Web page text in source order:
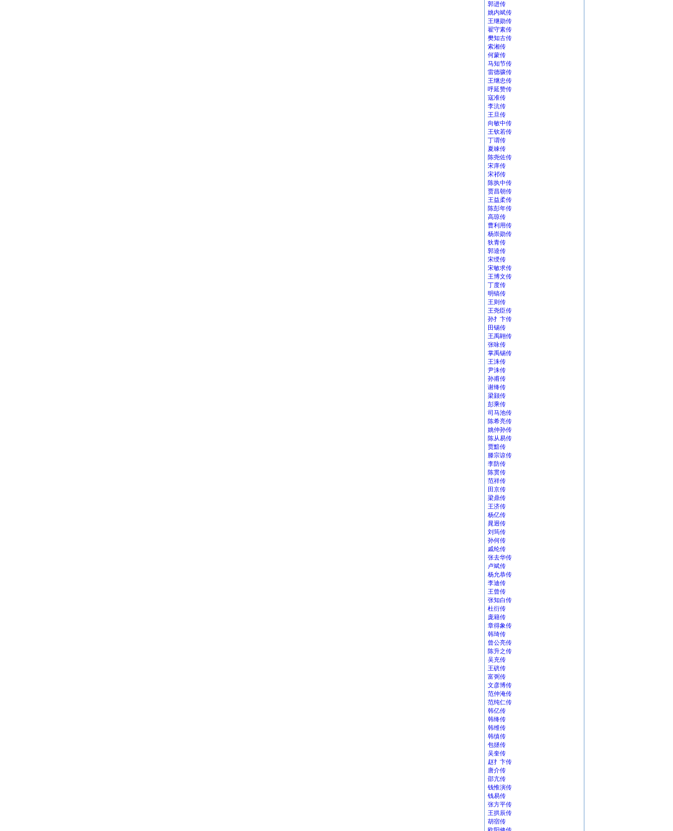
郭进传
姚内斌传
王继勋传
翟守素传
樊知古传
索湘传
何蒙传
马知节传
雷德骧传
王继忠传
呼延赞传
寇准传
李沆传
王旦传
向敏中传
王钦若传
丁谓传
夏竦传
陈尧佐传
宋庠传
宋祁传
陈执中传
贾昌朝传
王益柔传
陈彭年传
高琼传
曹利用传
杨崇勋传
狄青传
郭逵传
宋绶传
宋敏求传
王博文传
丁度传
明镐传
王则传
王尧臣传
孙扌卞传
田锡传
王禹翶传
张咏传
掌禹锡传
王洙传
尹洙传
孙甫传
谢绛传
梁颢传
彭乘传
司马池传
陈希亮传
姚仲孙传
陈从易传
贾黯传
滕宗谅传
李防传
陈贯传
范祥传
田京传
梁鼎传
王济传
杨亿传
晁迥传
刘筠传
孙何传
戚纶传
张去华传
卢斌传
杨允恭传
李迪传
王曾传
张知白传
杜衍传
庞籍传
章得象传
韩琦传
曾公亮传
陈升之传
吴充传
王硄传
富弼传
文彦博传
范仲淹传
范纯仁传
韩亿传
韩绛传
韩维传
韩缜传
包拯传
吴奎传
赵扌卞传
唐介传
邵亢传
钱惟演传
钱易传
张方平传
王拱辰传
胡宿传